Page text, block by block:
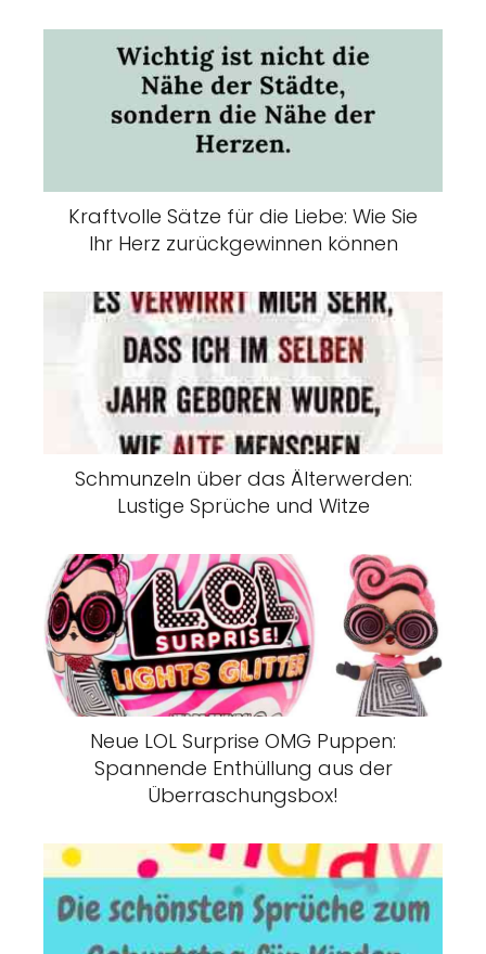
Kraftvolle Sätze für die Liebe: Wie Sie
Ihr Herz zurückgewinnen können
Schmunzeln über das Älterwerden:
Lustige Sprüche und Witze
Neue LOL Surprise OMG Puppen:
Spannende Enthüllung aus der
Überraschungsbox!